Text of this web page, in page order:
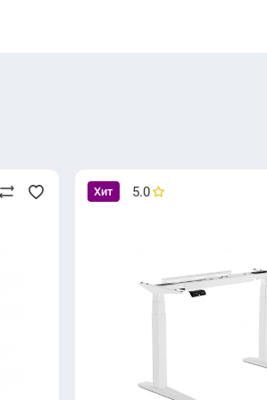
Хит 5.0